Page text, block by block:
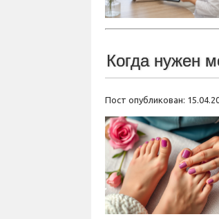
Когда нужен
Пост опубликован: